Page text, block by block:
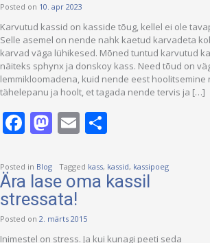
Posted on 10. apr 2023
Karvutud kassid on kasside tõug, kellel ei ole
Selle asemel on nende nahk kaetud karvadeta
karvad väga lühikesed. Mõned tuntud karvutud
näiteks sphynx ja donskoy kass. Need tõud on
lemmikloomadena, kuid nende eest hoolitsemine
tähelepanu ja hoolt, et tagada nende tervis ja […]
Facebook
Mastodon
Email
Posted in Blog Tagged kass, kassid, kassipoeg
Ära lase oma kassil
stressata!
Posted on 2. märts 2015
Inimestel on stress. Ja kui kunagi peeti seda